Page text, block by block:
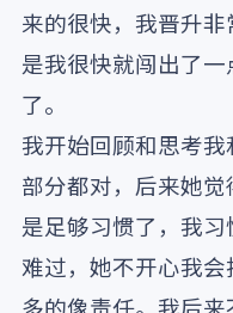
来的很快，我晋升
是我很快就闯出了
了。
我开始回顾和思考
部分都对，后来她
是足够习惯了，我
难过，她不开心我